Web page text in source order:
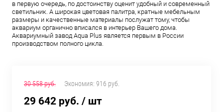
в первую очередь, по достоинству оценит удобный и современный
светильник. А широкая цветовая палитра, кратные мебельным
размеры и качественные материалы послужат тому, чтобы
аквариум органично вписался в интерьер Вашего дома.
Аквариумный завод Aqua Plus является первым в России
производством полного цикла.
30 558 руб. Экономия: 916 руб.
29 642 руб. / шт